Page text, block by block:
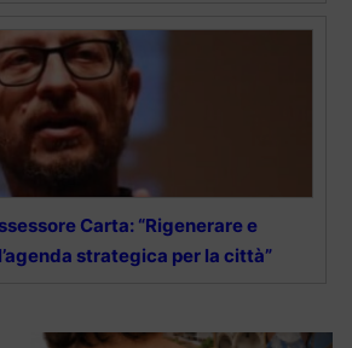
Carta: “Rigenerare e
strategica per la città”